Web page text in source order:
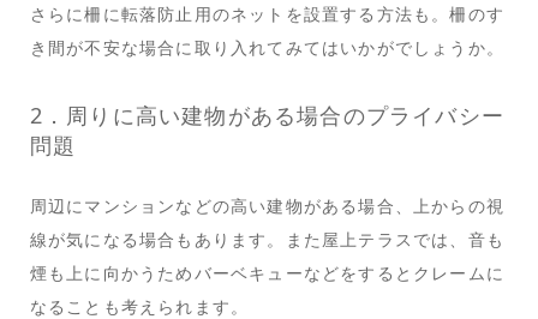
さらに柵に転落防止用のネットを設置する方法も。柵のす
き間が不安な場合に取り入れてみてはいかがでしょうか。
2．周りに高い建物がある場合のプライバシー
問題
周辺にマンションなどの高い建物がある場合、上からの視
線が気になる場合もあります。また屋上テラスでは、音も
煙も上に向かうためバーベキューなどをするとクレームに
なることも考えられます。